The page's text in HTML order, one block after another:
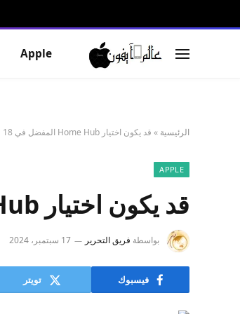
Apple
الرئيسية » قد يكون اختيار Home Hub المفضل في iOS 18 أمرًا صعبًا بعض الشيء
APPLE
قد يكون اختيار Home Hub المفضل في iOS 18 أمرًا صعبًا بعض الشيء
بواسطة فريق التحرير 17 سبتمبر، 2024
فيسبوك تويتر